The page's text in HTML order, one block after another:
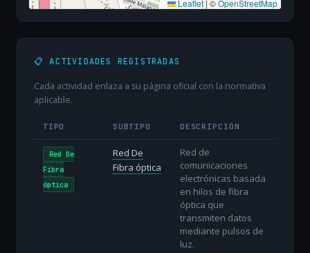
Leaflet|©OpenStreetMap
📋 ACTIVIDADES REGISTRADAS
Cada actividad enlaza a su página oficial con la normativa
aplicable.
TIPO SUBTIPO DESCRIPCIÓN
Red De
Fibra
óptica
Red De
Fibra óptica
Red de
comunicaciones
electrónicas basada
en hilos de fibra
óptica que
transmiten datos
mediante pulsos de
luz.